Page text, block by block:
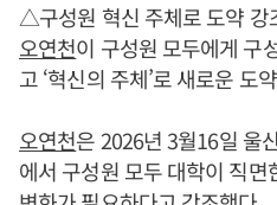
△구성원 혁신 주체로 도약 강
오연천이 구성원 모두에게 구
고 ‘혁신의 주체’로 새로운 도
오연천은 2026년 3월16일 울
에서 구성원 모두 대학이 직